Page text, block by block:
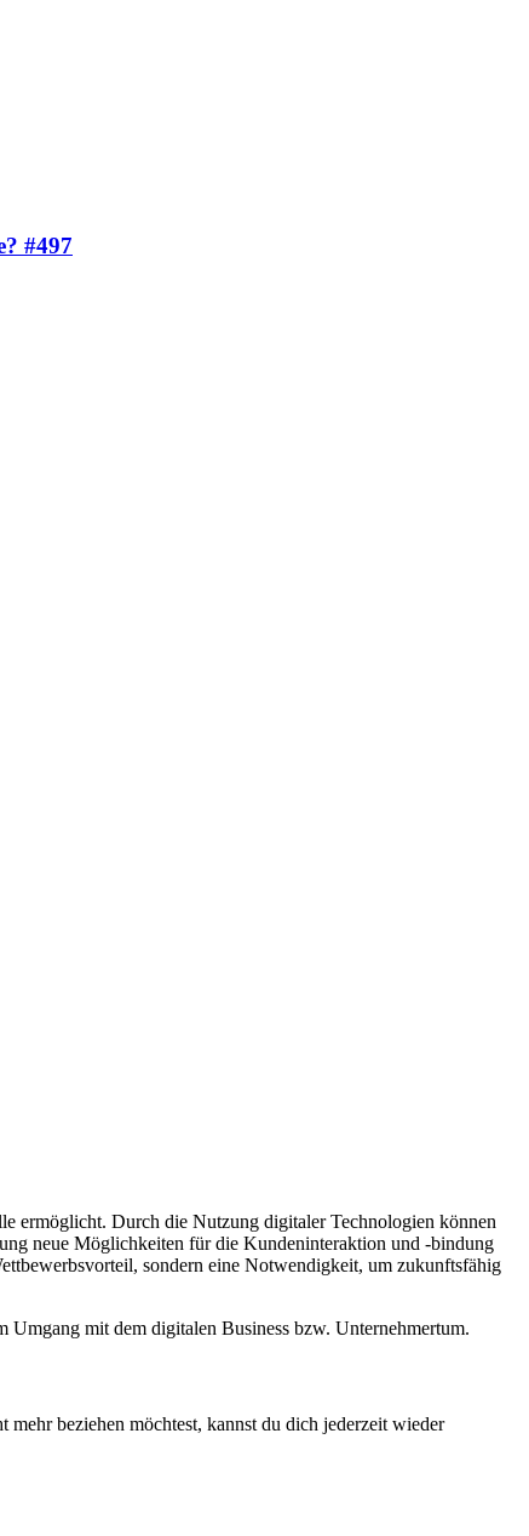
#497
ermöglicht. Durch die Nutzung digitaler Technologien können
neue Möglichkeiten für die Kundeninteraktion und -bindung
sondern eine Notwendigkeit, um zukunftsfähig
Umgang mit dem digitalen Business bzw. Unternehmertum.
beziehen möchtest, kannst du dich jederzeit wieder